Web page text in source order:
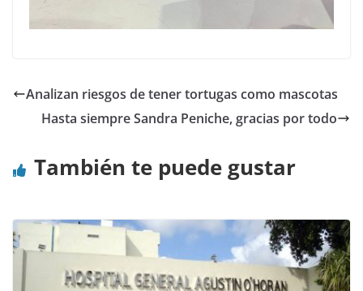
Analizan riesgos de tener tortugas como mascotas
Hasta siempre Sandra Peniche, gracias por todo
También te puede gustar